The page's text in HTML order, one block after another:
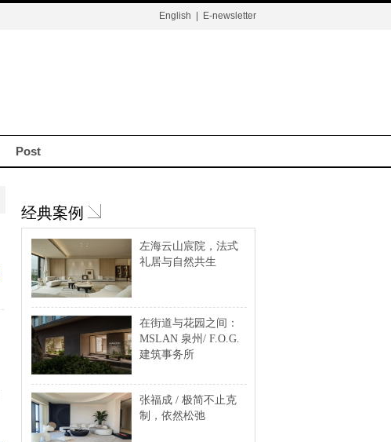
English E-newsletter
Post
经典案例
左海云山宸院，法式
礼居与自然共生
在街道与花园之间：
MSLAN 泉州/ F.O.G.
建筑事务所
张福成 / 极简不止克
制，依然松弛